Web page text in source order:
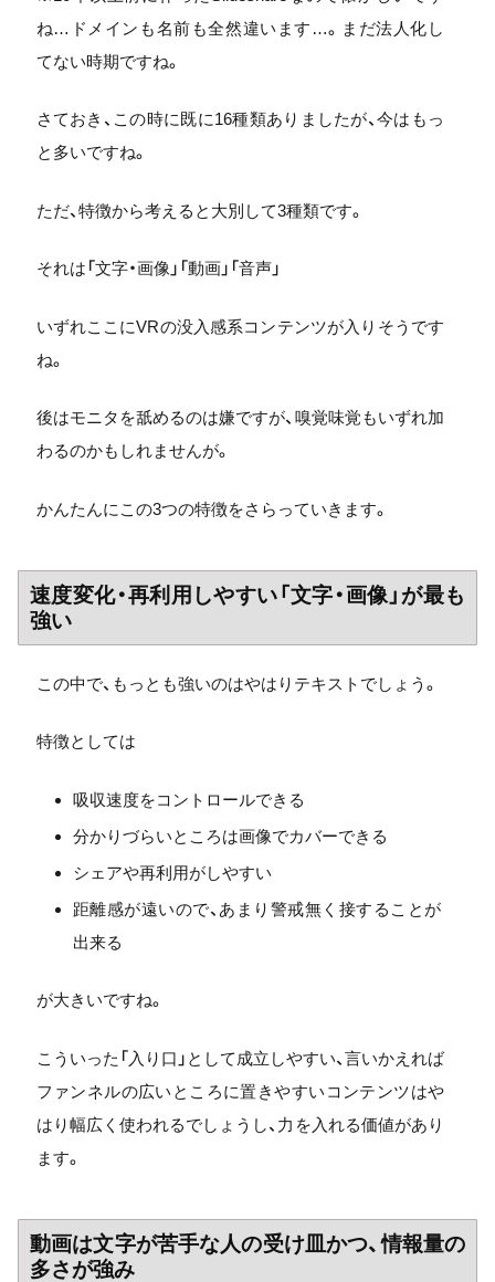
ね…ドメインも名前も全然違います…。まだ法人化し
てない時期ですね。
さておき、この時に既に16種類ありましたが、今はもっ
と多いですね。
ただ、特徴から考えると大別して3種類です。
それは「文字・画像」「動画」「音声」
いずれここにVRの没入感系コンテンツが入りそうです
ね。
後はモニタを舐めるのは嫌ですが、嗅覚味覚もいずれ加
わるのかもしれませんが。
かんたんにこの3つの特徴をさらっていきます。
速度変化・再利用しやすい「文字・画像」が最も
強い
この中で、もっとも強いのはやはりテキストでしょう。
特徴としては
吸収速度をコントロールできる
分かりづらいところは画像でカバーできる
シェアや再利用がしやすい
距離感が遠いので、あまり警戒無く接することが
出来る
が大きいですね。
こういった「入り口」として成立しやすい、言いかえれば
ファンネルの広いところに置きやすいコンテンツはや
はり幅広く使われるでしょうし、力を入れる価値があり
ます。
動画は文字が苦手な人の受け皿かつ、情報量の
多さが強み